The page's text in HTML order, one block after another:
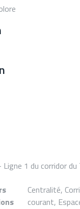
1 du corridor du
Centralité,
courant,